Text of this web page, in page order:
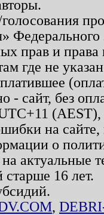
прав и
где не
- сайт, без
на
о
актуальные
16 лет.
,